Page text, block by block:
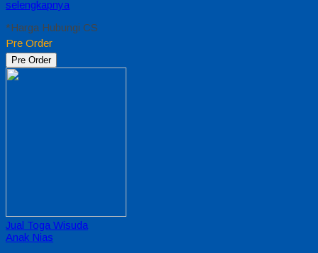
selengkapnya
*Harga Hubungi CS
Pre Order
Pre Order
Jual Toga Wisuda
Anak Nias